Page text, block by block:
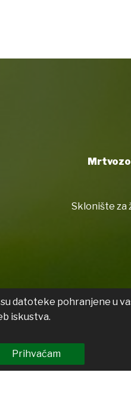
Sklonište za
datoteke pohranjene u
iskustva.
Prihvaćam